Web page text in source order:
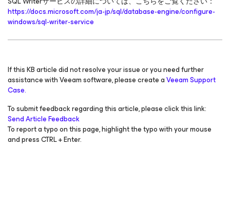
https://docs.microsoft.com/ja-jp/sql/database-engine/configure-
windows/sql-writer-service
If this KB article did not resolve your issue or you need further
assistance with Veeam software, please create aVeeam Support
Case.
To submit feedback regarding this article, please click this link:
Send Article Feedback
To report a typo on this page, highlight the typo with your mouse
and press CTRL + Enter.